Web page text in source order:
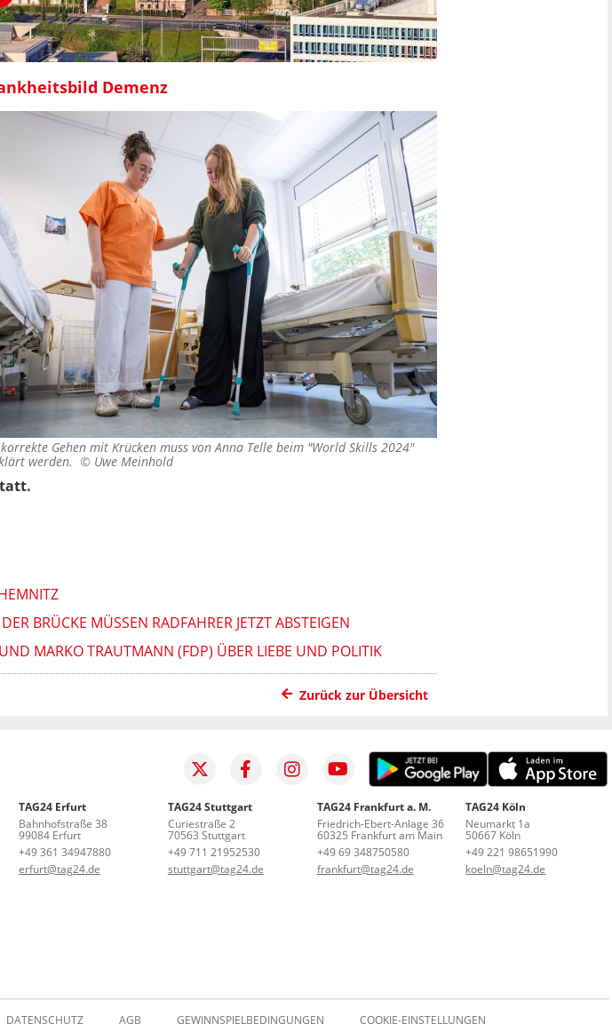
Demenz
Gehen mit Krücken muss von Anna Telle beim "World Skills 2024"
werden. © Uwe Meinhold
BRÜCKE MÜSSEN RADFAHRER JETZT ABSTEIGEN
MARKO TRAUTMANN (FDP) ÜBER LIEBE UND POLITIK
Zurück zur Übersicht
TAG24 Erfurt
Bahnhofstraße 38
99084 Erfurt
+49 361 34947880
erfurt@tag24.de
TAG24 Stuttgart
Curiestraße 2
70563 Stuttgart
+49 711 21952530
stuttgart@tag24.de
TAG24 Frankfurt a. M.
Friedrich-Ebert-Anlage 36
60325 Frankfurt am Main
+49 69 348750580
frankfurt@tag24.de
TAG24 Köln
Neumarkt 1a
50667 Köln
+49 221 98651990
koeln@tag24.de
DATENSCHUTZ AGB GEWINNSPIELBEDINGUNGEN COOKIE-EINSTELLUNGEN